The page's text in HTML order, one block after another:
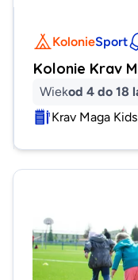
KolonieSport
Kolonie Krav
Wiekod 4 do 18
Krav Maga